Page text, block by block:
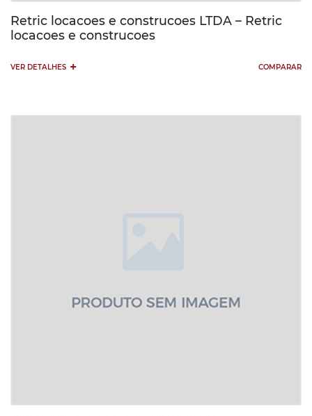
Retric locacoes e construcoes LTDA – Retric
locacoes e construcoes
VER DETALHES + COMPARAR